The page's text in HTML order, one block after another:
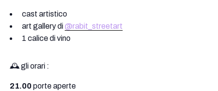
⁠ ⁠cast artistico
⁠ ⁠art gallery di@rabit_streetart
⁠ ⁠1 calice di vino
🕰️ gli orari :
21.00 porte aperte